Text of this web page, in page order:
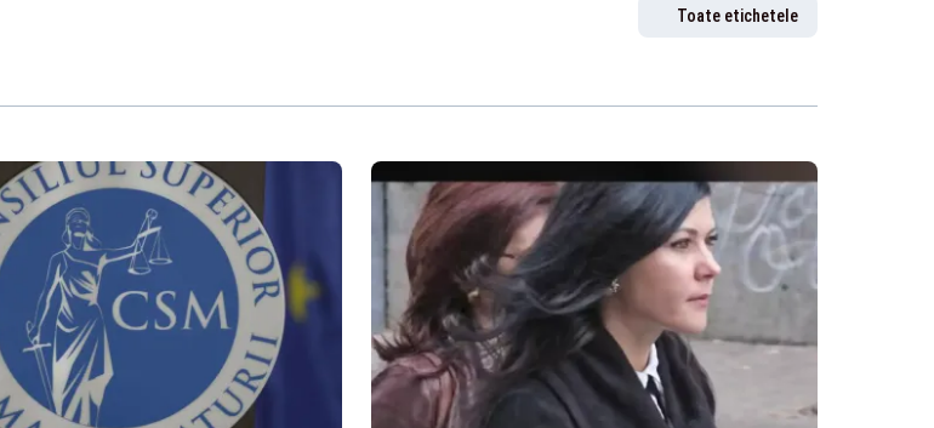
Toate etichetele